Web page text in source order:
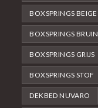
BOXSPRINGS BEIGE
BOXSPRINGS BRUIN
BOXSPRINGS GRIJS
BOXSPRINGS STOF
DEKBED NUVARO